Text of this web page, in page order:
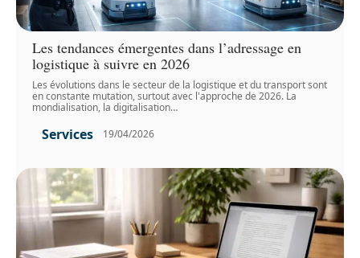
Les tendances émergentes dans l’adressage en
logistique à suivre en 2026
Les évolutions dans le secteur de la logistique et du transport sont
en constante mutation, surtout avec l'approche de 2026. La
mondialisation, la digitalisation…
Services 19/04/2026